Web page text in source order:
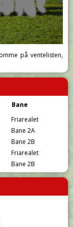
på ventelisten,
Bane
Friarealet
Bane 2A
Bane 2B
Friarealet
Bane 2B